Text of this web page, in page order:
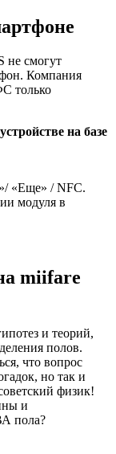
не смогут
Компания
только
на базе
«Еще» / NFC.
модуля в
miifare
и теорий,
полов.
что вопрос
но так и
физик!
и
пола?